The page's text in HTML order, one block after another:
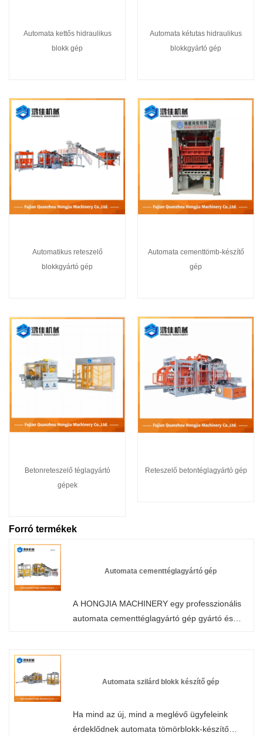
Automata kettős hidraulikus
blokk gép
Automata kétutas hidraulikus
blokkgyártó gép
Automatikus reteszelő
blokkgyártó gép
Automata cementtömb-készítő
gép
Betonreteszelő téglagyártó
gépek
Reteszelő betontéglagyártó gép
Forró termékek
Automata cementtéglagyártó gép
A HONGJIA MACHINERY egy professzionális
automata cementtéglagyártó gép gyártó és
Termékeinkre gyári akciós árakat biztosítunk. A
Automata szilárd blokk készítő gép
Ha mind az új, mind a meglévő ügyfeleink
érdeklődnek automata tömörblokk-készítő